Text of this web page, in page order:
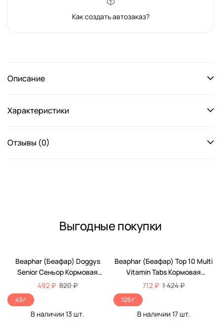
Как создать автозаказ?
Описание
Характеристики
Отзывы (0)
Выгодные покупки
-40%
Beaphar (Беафар) Doggys
Senior Сеньор Кормовая
Витаминная Добавка Для
Пожилых Собак 75шт 11519
492 ₽ 820 ₽
49 г
В наличии 13 шт.
-50%
Beaphar (Беафар) Top 10 Multi
Vitamin Tabs Кормовая
Витаминная Добавка Для
Собак 180шт 12542
712 ₽ 1 424 ₽
126 г
В наличии 17шт.